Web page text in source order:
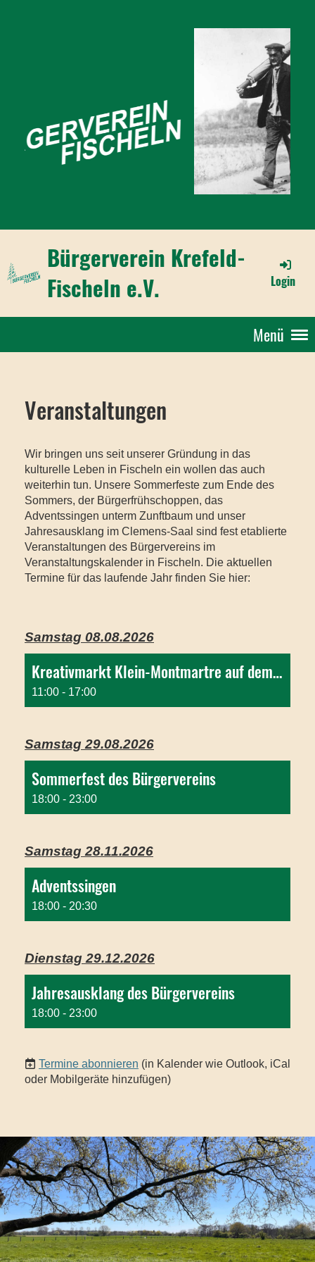
Bürgerverein Krefeld-
Fischeln e.V.
Login
Menü
Veranstaltungen
Wir bringen uns seit unserer Gründung in das
kulturelle Leben in Fischeln ein wollen das auch
weiterhin tun. Unsere Sommerfeste zum Ende des
Sommers, der Bürgerfrühschoppen, das
Adventssingen unterm Zunftbaum und unser
Jahresausklang im Clemens-Saal sind fest etablierte
Veranstaltungen des Bürgervereins im
Veranstaltungskalender in Fischeln. Die aktuellen
Termine für das laufende Jahr finden Sie hier:
Samstag 08.08.2026
Kreativmarkt Klein-Montmartre auf dem Marienplatz
11:00 - 17:00
Samstag 29.08.2026
Sommerfest des Bürgervereins
18:00 - 23:00
Samstag 28.11.2026
Adventssingen
18:00 - 20:30
Dienstag 29.12.2026
Jahresausklang des Bürgervereins
18:00 - 23:00
Termine abonnieren (in Kalender wie Outlook, iCal
oder Mobilgeräte hinzufügen)